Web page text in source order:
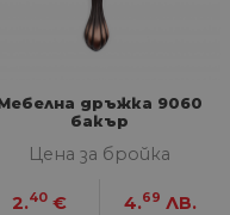
дръжка 9060
бакър
Цена за бройка
2.40 € 4.69 ЛВ.